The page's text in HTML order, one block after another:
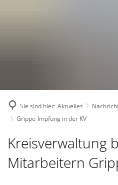
Nachrichten
Bürgerservice
Online Dienste
Abteilungen
Standorte
Downloads
Landkreis
Politik
Über den Landkreis
Kreishandbuch
Sie sind hier: Aktuelles
Grippe-Impfung in der KV
Kreisverwaltung
Mitarbeitern